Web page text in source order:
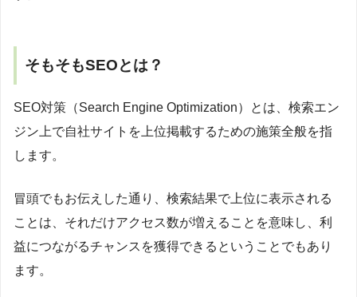
そもそもSEOとは？
SEO対策（Search Engine Optimization）とは、検索エン
ジン上で自社サイトを上位掲載するための施策全般を指
します。
冒頭でもお伝えした通り、検索結果で上位に表示される
ことは、それだけアクセス数が増えることを意味し、利
益につながるチャンスを獲得できるということでもあり
ます。